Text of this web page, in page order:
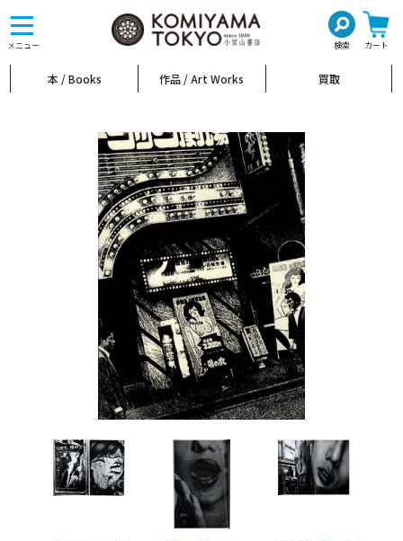
メニュー 検索 カート
toggle
navigation
本 / Books 作品 / Art Works 買取